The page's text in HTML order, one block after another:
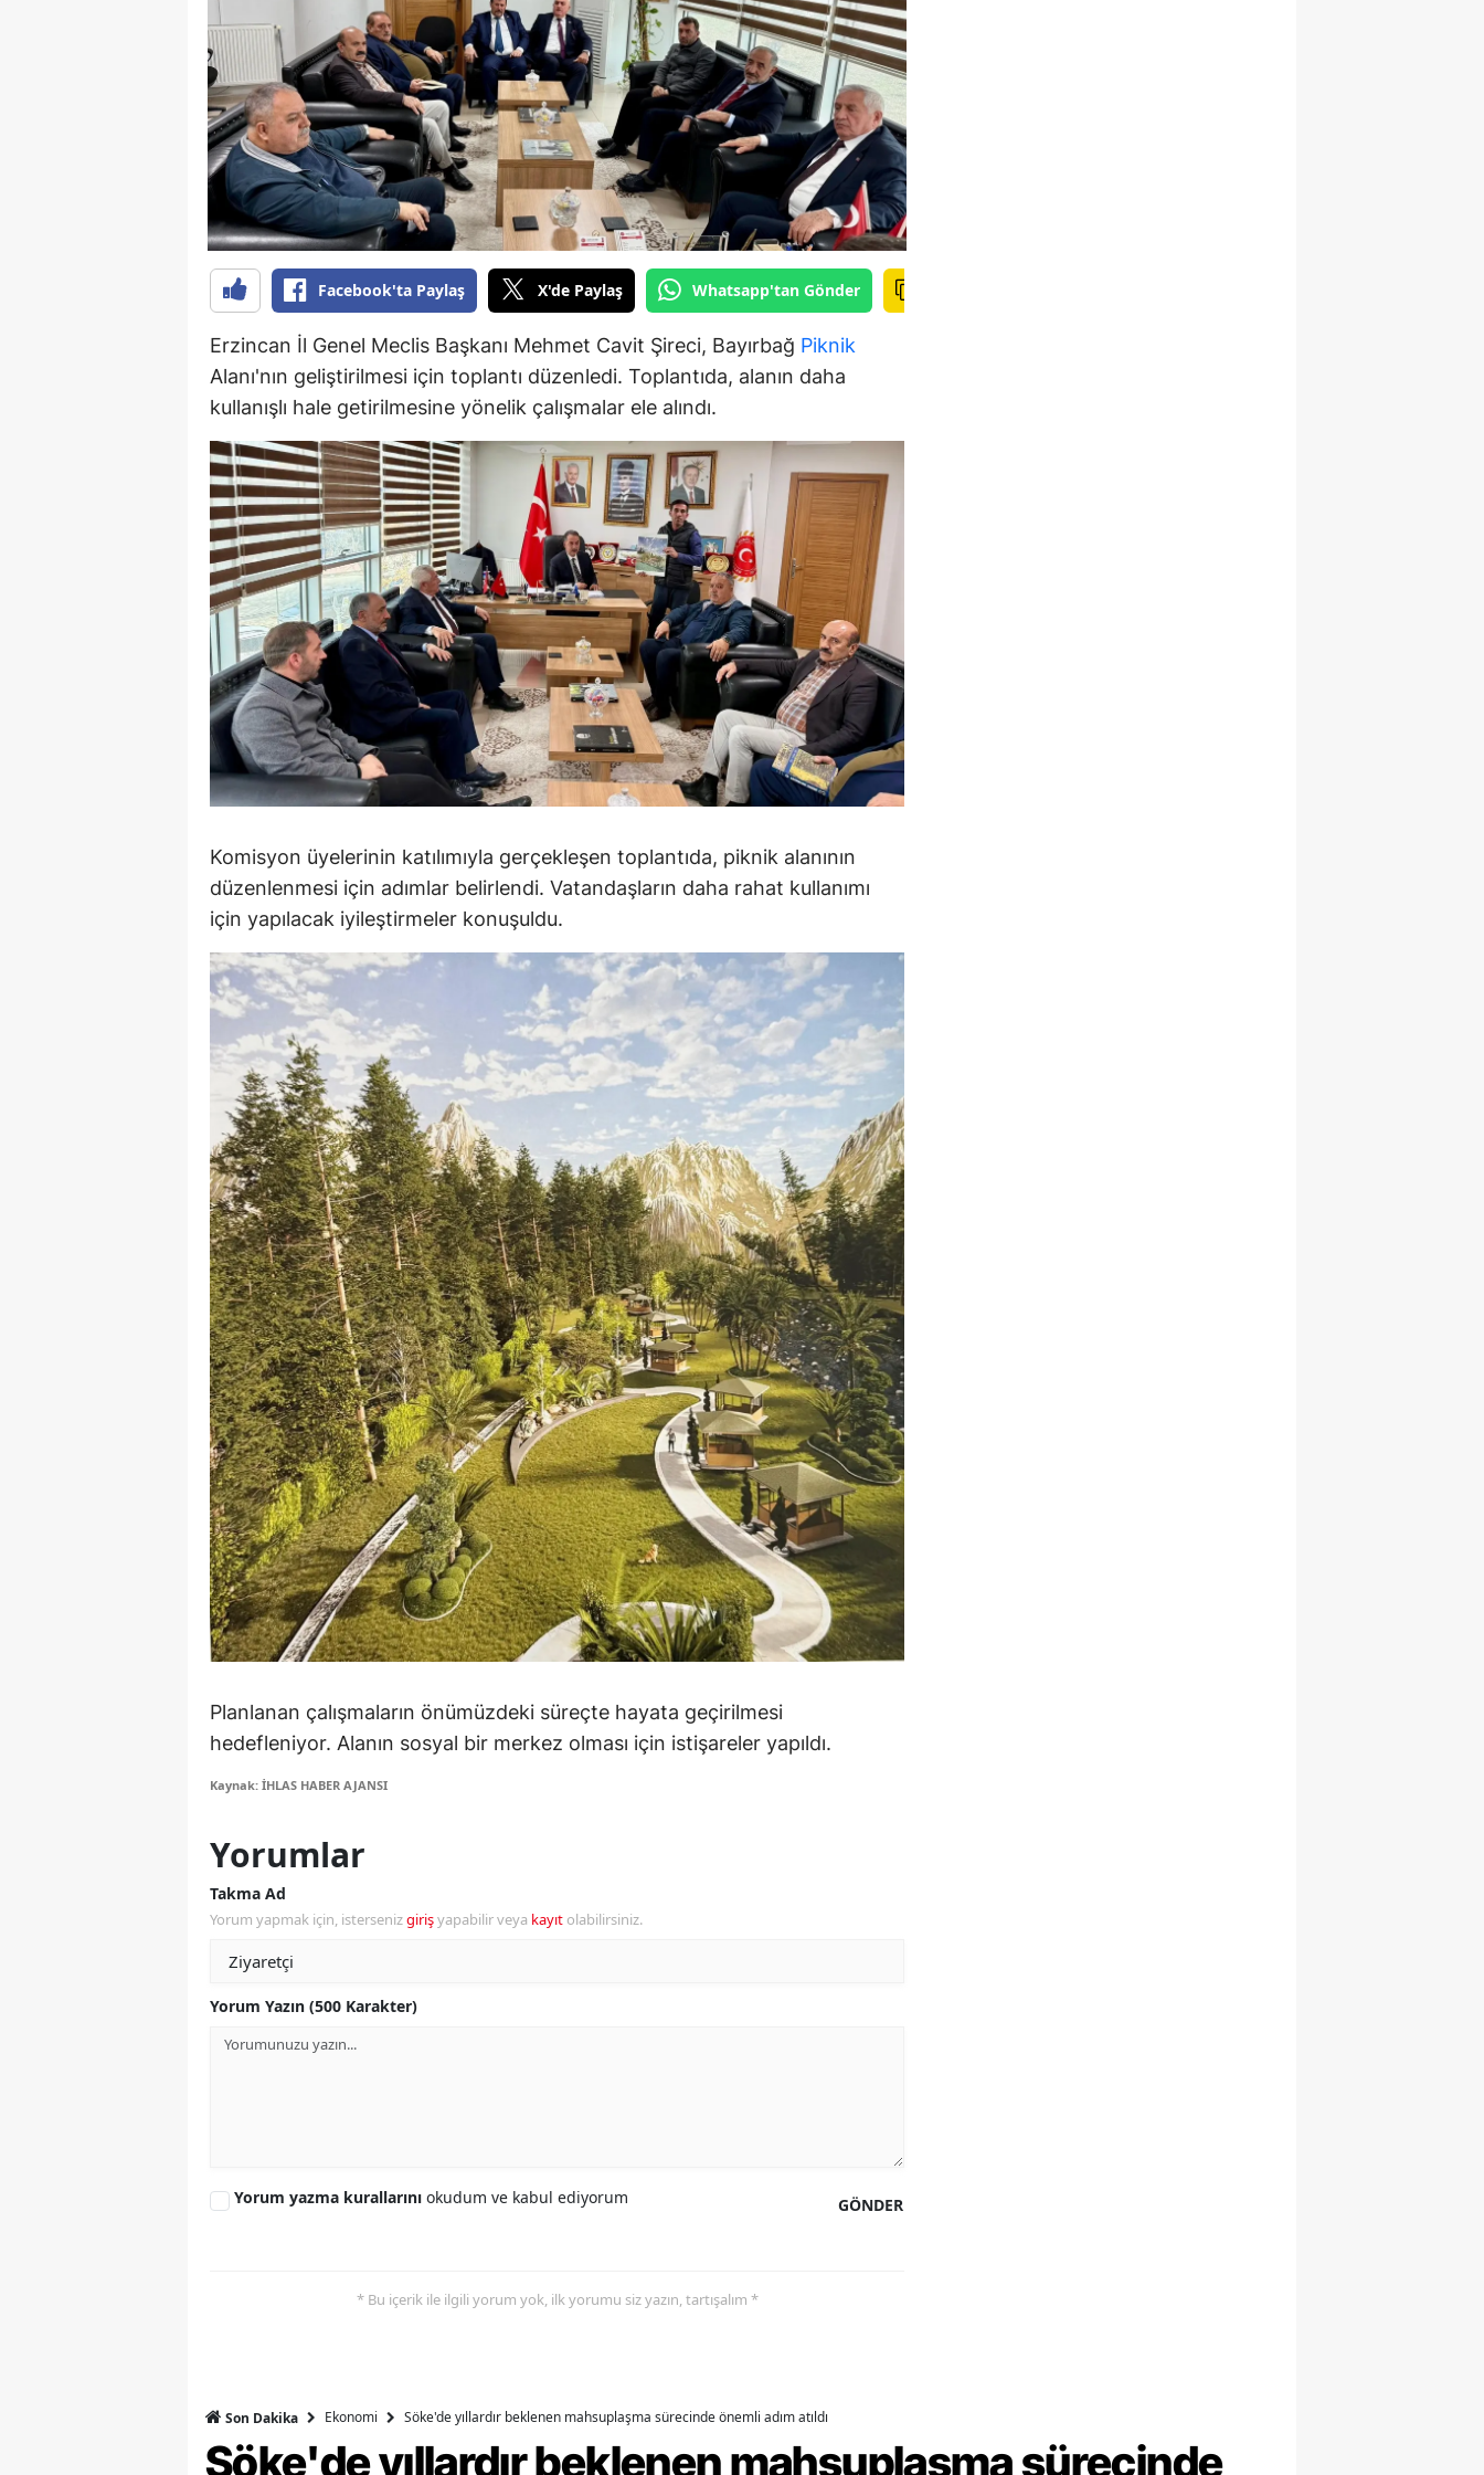
Bilecik
Bingöl
Bitlis
Bolu
Burdur
Bursa
Çanakkale
Çankırı
Çorum
Diyarbakır
Edirne
Elazığ
Erzincan
Erzurum
Eskişehir
Gaziantep
Giresun
Hakkari
Hatay
Isparta
Mersin
İstanbul
Kars
Kastamonu
Kayseri
Kırklareli
Kırşehir
Kocaeli
Konya
Kütahya
Malatya
Manisa
Kahramanmaraş
Mardin
Muğla
Muş
Rize
Tekirdağ
Trabzon
Uşak
Van
Facebook'ta Paylaş X'de Paylaş Whatsapp'tan Gönder
Erzincan İl Genel Meclis Başkanı Mehmet Cavit Şireci, Bayırbağ Piknik
Alanı'nın geliştirilmesi için toplantı düzenledi. Toplantıda, alanın daha
kullanışlı hale getirilmesine yönelik çalışmalar ele alındı.
Komisyon üyelerinin katılımıyla gerçekleşen toplantıda, piknik alanının
düzenlenmesi için adımlar belirlendi. Vatandaşların daha rahat kullanımı
için yapılacak iyileştirmeler konuşuldu.
Planlanan çalışmaların önümüzdeki süreçte hayata geçirilmesi
hedefleniyor. Alanın sosyal bir merkez olması için istişareler yapıldı.
Kaynak: İHLAS HABER AJANSI
Yorumlar
Takma Ad
Yorum yapmak için, istersenizgirişyapabilir veya kayıt olabilirsiniz.
Yorum Yazın (500 Karakter)
GÖNDER
Yorum yazma kurallarını okudum ve kabul ediyorum
* Bu içerik ile ilgili yorum yok, ilk yorumu siz yazın, tartışalım *
Son Dakika Ekonomi Söke'de yıllardır beklenen mahsuplaşma sürecinde önemli adım atıldı
Söke'de yıllardır beklenen mahsuplaşma sürecinde